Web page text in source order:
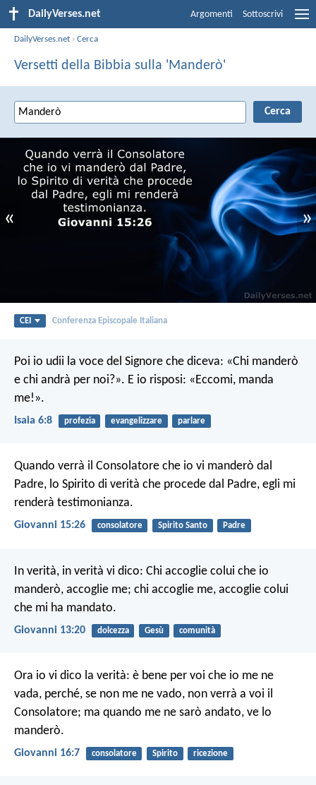
DailyVerses.net Argomenti Sottoscrivi
DailyVerses.net ›Cerca
Versetti della Bibbia sulla 'Manderò'
« »
CEI Conferenza Episcopale Italiana
Poi io udii la voce del Signore che diceva: «Chi manderò
e chi andrà per noi?». E io risposi: «Eccomi, manda
me!».
Isaia 6:8 profezia evangelizzare parlare
Quando verrà il Consolatore che io vi manderò dal
Padre, lo Spirito di verità che procede dal Padre, egli mi
renderà testimonianza.
Giovanni 15:26 consolatore Spirito Santo Padre
In verità, in verità vi dico: Chi accoglie colui che io
manderò, accoglie me; chi accoglie me, accoglie colui
che mi ha mandato.
Giovanni 13:20 dolcezza Gesù comunità
Ora io vi dico la verità: è bene per voi che io me ne
vada, perché, se non me ne vado, non verrà a voi il
Consolatore; ma quando me ne sarò andato, ve lo
manderò.
Giovanni 16:7 consolatore Spirito ricezione